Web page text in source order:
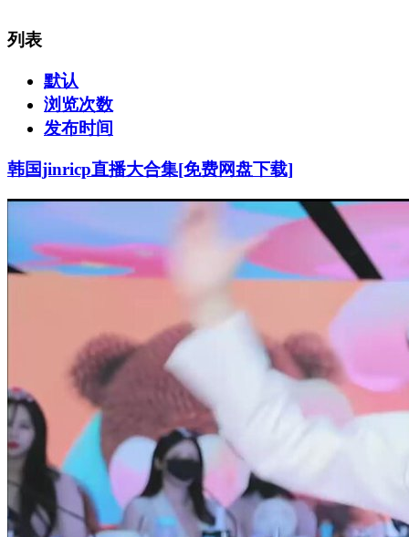
列表
默认
浏览次数
发布时间
韩国jinricp直播大合集[免费网盘下载]